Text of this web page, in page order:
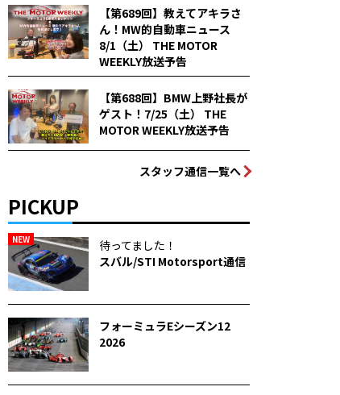
【第689回】教えてアキラさ
ん！MW的自動車ニュース
8/1（土） THE MOTOR
WEEKLY放送予告
【第688回】BMW上野社長が
ゲスト！7/25（土） THE
MOTOR WEEKLY放送予告
スタッフ通信一覧へ
PICKUP
NEW
待ってました！
スバル/STI Motorsport通信
フォーミュラEシーズン12
2026